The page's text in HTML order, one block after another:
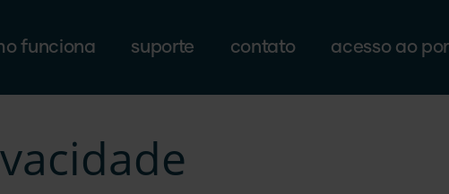
funciona suporte contato acesso ao